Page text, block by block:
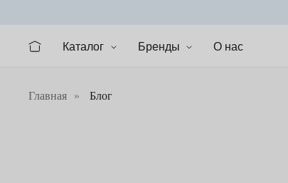
Каталог Бренды О нас
Главная » Блог